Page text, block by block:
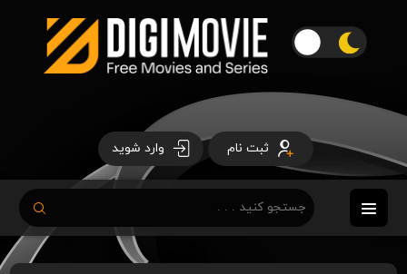
ثبت نام وارد شوید